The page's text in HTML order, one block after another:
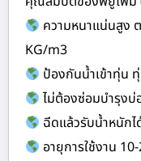
ความหนาแน่นสูง
KG/m3
ป้องกันน้ำเข้าทุ่น
ไม่ต้องซ่อมบำรุง
ฉีดแล้วรับน้ำหนัก
อายุการใช้งาน